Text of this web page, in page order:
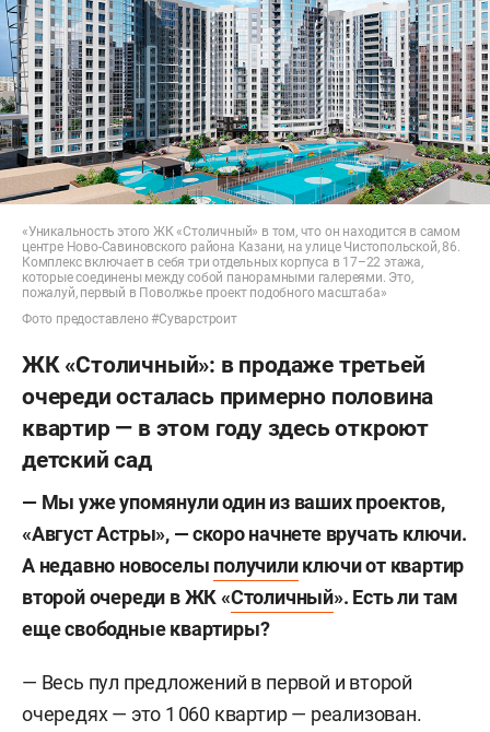
«Уникальность этого ЖК «Столичный» в том, что он находится в самом
центре Ново-Савиновского района Казани, на улице Чистопольской, 86.
Комплекс включает в себя три отдельных корпуса в 17–22 этажа,
которые соединены между собой панорамными галереями. Это,
пожалуй, первый в Поволжье проект подобного масштаба»
Фото предоставлено #Суварстроит
ЖК «Столичный»: в продаже третьей
очереди осталась примерно половина
квартир — в этом году здесь откроют
детский сад
— Мы уже упомянули один из ваших проектов,
«Август Астры», — скоро начнете вручать ключи.
А недавно новоселы получилиключи от квартир
второй очереди в ЖК «Столичный». Есть ли там
еще свободные квартиры?
— Весь пул предложений в первой и второй
очередях — это 1 060 квартир — реализован.